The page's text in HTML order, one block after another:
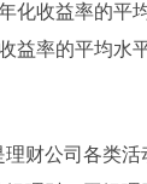
化收益率的平
益率的平均水
财公司各类活